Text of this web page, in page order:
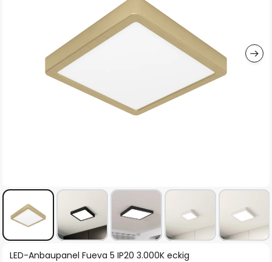
Zum
LED-Anbaupanel Fueva 5 IP20 3.000K eckig